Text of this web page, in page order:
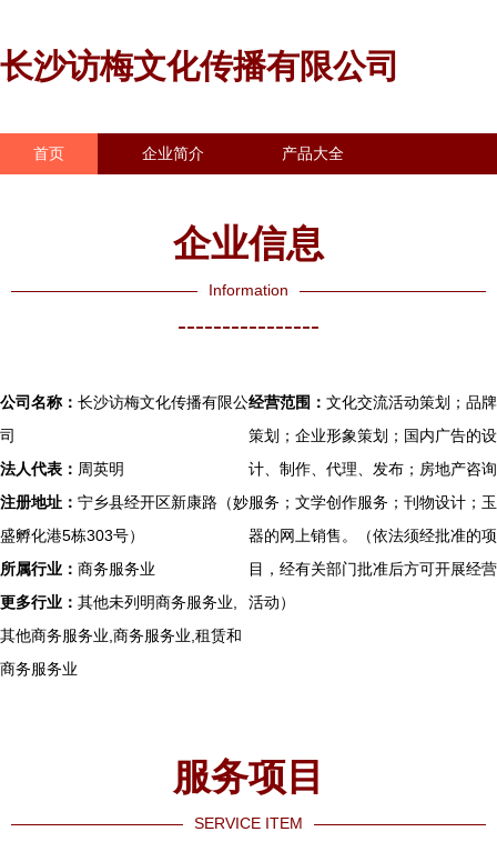
长沙访梅文化传播有限公司
首页 企业简介 产品大全
企业信息
Information
----------------
公司名称： 长沙访梅文化传播有限公
司
法人代表： 周英明
注册地址： 宁乡县经开区新康路（妙
盛孵化港5栋303号）
所属行业： 商务服务业
更多行业： 其他未列明商务服务业,
其他商务服务业,商务服务业,租赁和
商务服务业
经营范围： 文化交流活动策划；品牌
策划；企业形象策划；国内广告的设
计、制作、代理、发布；房地产咨询
服务；文学创作服务；刊物设计；玉
器的网上销售。（依法须经批准的项
目，经有关部门批准后方可开展经营
活动）
服务项目
SERVICE ITEM